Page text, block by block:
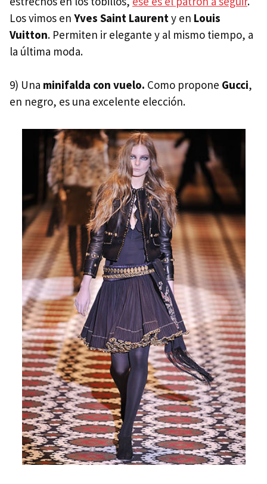
Los vimos en Yves Saint Laurenty en Louis
Vuitton. Permiten ir elegante y al mismo tiempo, a
la última moda.
9) Una minifalda con vuelo. Como propone Gucci,
en negro, es una excelente elección.